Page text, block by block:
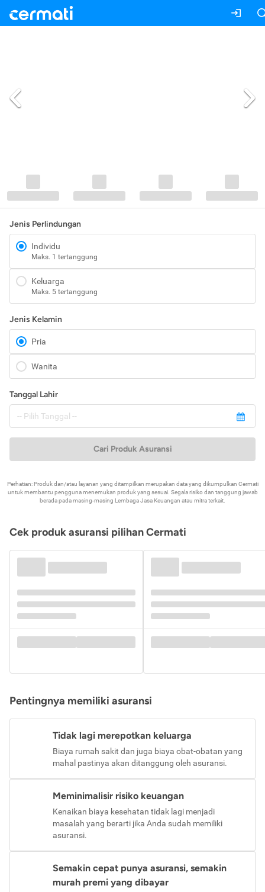
Jenis Perlindungan
Individu
Maks. 1 tertanggung
Keluarga
Maks. 5 tertanggung
Jenis Kelamin
Pria
Wanita
Tanggal Lahir
Cari Produk Asuransi
Perhatian: Produk dan/atau layanan yang ditampilkan merupakan data yang dikumpulkan Cermati
untuk membantu pengguna menemukan produk yang sesuai. Segala risiko dan tanggung jawab
berada pada masing-masing Lembaga Jasa Keuangan atau mitra terkait.
Cek produk asuransi pilihan Cermati
Pentingnya memiliki asuransi
Tidak lagi merepotkan keluarga
Biaya rumah sakit dan juga biaya obat-obatan yang
mahal pastinya akan ditanggung oleh asuransi.
Meminimalisir risiko keuangan
Kenaikan biaya kesehatan tidak lagi menjadi
masalah yang berarti jika Anda sudah memiliki
asuransi.
Semakin cepat punya asuransi, semakin
murah premi yang dibayar